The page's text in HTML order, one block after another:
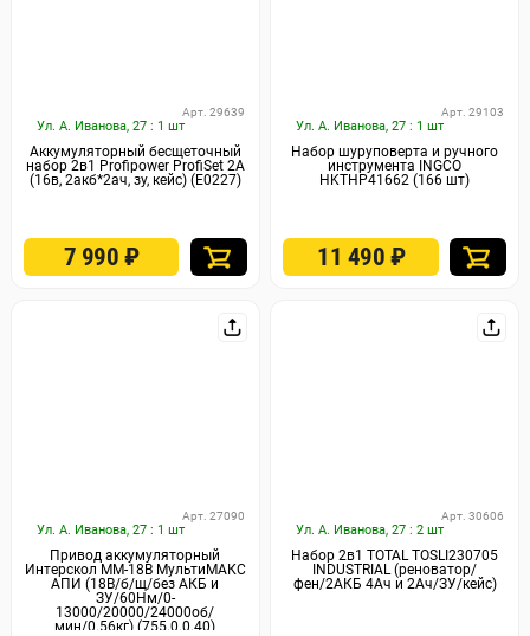
Ул. А. Иванова, 27 : 1 шт
Арт. 29639
Аккумуляторный бесщеточный
набор 2в1 Profipower ProfiSet 2A
(16в, 2акб*2ач, зу, кейс) (E0227)
7 990 ₽
Ул. А. Иванова, 27 : 1 шт
Арт. 29103
Набор шуруповерта и ручного
инструмента INGCO
HKTHP41662 (166 шт)
11 490 ₽
Ул. А. Иванова, 27 : 1 шт
Арт. 27090
Привод аккумуляторный
Интерскол ММ-18В МультиМАКС
АПИ (18В/б/щ/без АКБ и
ЗУ/60Нм/0-
13000/20000/24000об/
мин/0.56кг) (755.0.0.40)
Ул. А. Иванова, 27 : 2 шт
Арт. 30606
Набор 2в1 TOTAL TOSLI230705
INDUSTRIAL (реноватор/
фен/2АКБ 4Ач и 2Ач/ЗУ/кейс)